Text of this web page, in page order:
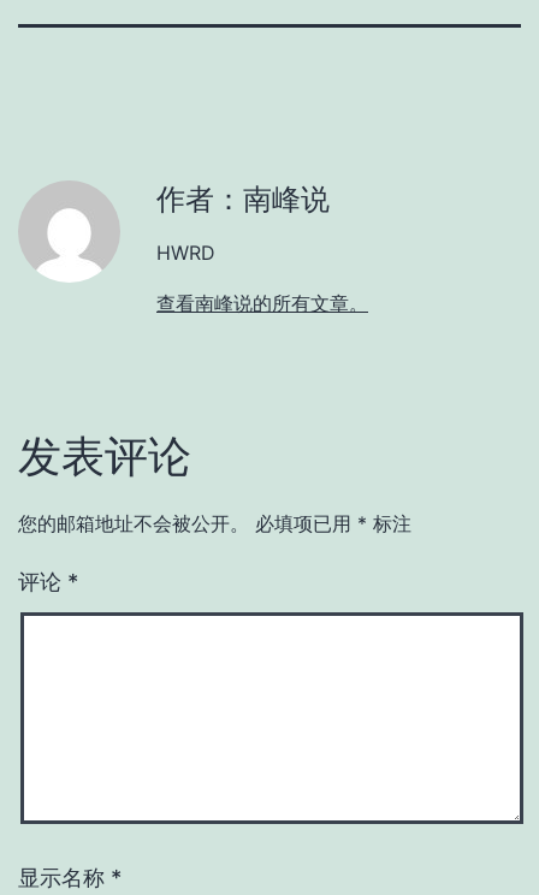
作者：南峰说
HWRD
查看南峰说的所有文章。
发表评论
您的邮箱地址不会被公开。 必填项已用 * 标注
评论 *
显示名称 *